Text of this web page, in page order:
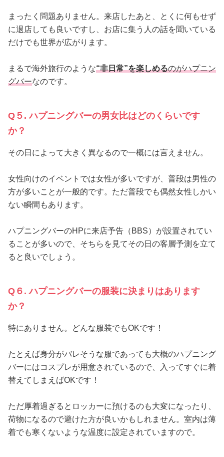
まったく問題ありません。来店したあと、とくに何もせず
に退店しても良いですし、お店に集う人の話を聞いている
だけでも世界が広がります。
まるで海外旅行のような“非日常”を楽しめるのがハプニン
グバーなのです。
Q５. ハプニングバーの男女比はどのくらいです
か？
その日によって大きく異なるので一概には言えません。
女性向けのイベントでは女性が多いですが、普段は男性の
方が多いことが一般的です。ただ普段でも偶然女性しかい
ない瞬間もあります。
ハプニングバーのHPに来店予告（BBS）が設置されてい
ることが多いので、そちらを見てその日の客層予測を立て
ると良いでしょう。
Q６. ハプニングバーの服装に決まりはあります
か？
特にありません。どんな服装でもOKです！
たとえば身分がバレそうな服であっても大概のハプニング
バーにはコスプレが用意されているので、入ってすぐに着
替えてしまえばOKです！
ただ厚着過ぎるとロッカーに預けるのも大変になったり、
荷物になるので避けた方が良いかもしれません。室内は薄
着でも寒くないような温度に設定されていますので。